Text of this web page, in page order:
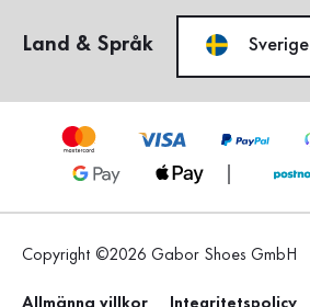
Land & Språk Sverige
Copyright ©2026 Gabor Shoes GmbH
Allmänna villkor Integritetspolicy